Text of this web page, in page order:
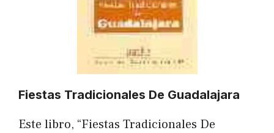
Fiestas Tradicionales De Guadalajara
Este libro, “Fiestas Tradicionales De